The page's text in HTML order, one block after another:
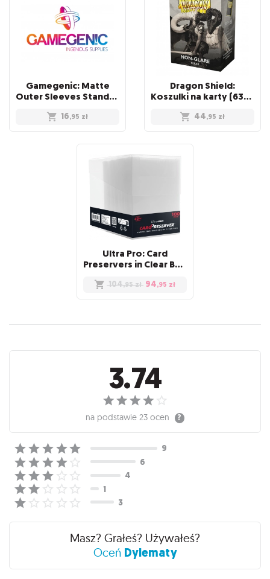
Gamegenic: Matte
Outer Sleeves Standard (66x91 mm), 50 sztuk
16,95 zł
Dragon Shield:
Koszulki na karty (63x88 mm) "Standard Size" Non-Glare, 100 sztuk, Clear
44,95 zł
Ultra Pro: Card
Preservers in Clear Box (100)
104,95 zł 94,95 zł
Recenzje
3.74
na podstawie 23 ocen
Masz? Grałeś? Używałeś?
Oceń Dylematy